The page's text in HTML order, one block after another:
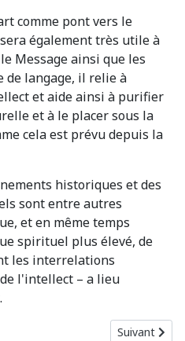
comme pont vers le
également très utile à
Message ainsi que les
de langage, il relie à
et aide ainsi à purifier
et à le placer sous la
cela est prévu depuis la
historiques et des
sont entre autres
et en même temps
spirituel plus élevé, de
les interrelations
l'intellect – a lieu
la Création Primordiale
Article
Suivant